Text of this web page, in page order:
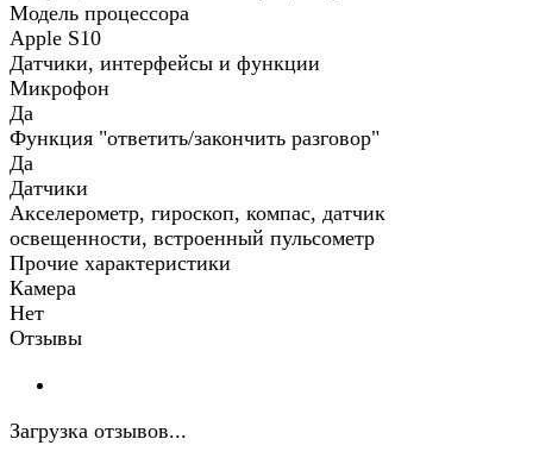
Модель процессора
Apple S10
Датчики, интерфейсы и функции
Микрофон
Да
Функция "ответить/закончить разговор"
Да
Датчики
Акселерометр, гироскоп, компас, датчик
освещенности, встроенный пульсометр
Прочие характеристики
Камера
Нет
Отзывы
Загрузка отзывов...